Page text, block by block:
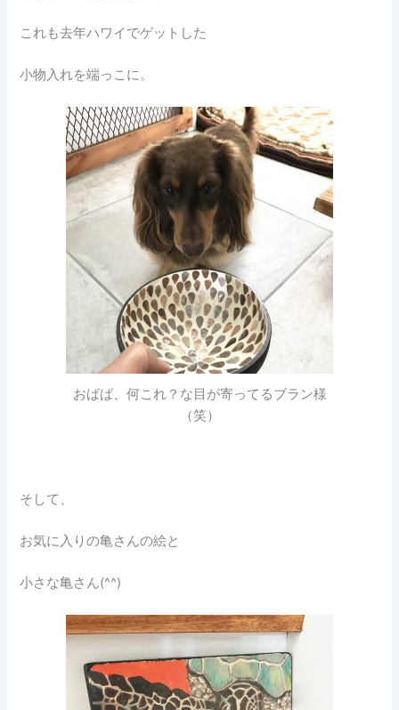
これも去年ハワイでゲットした
小物入れを端っこに。
おばば、何これ？な目が寄ってるブラン様
（笑）
そして、
お気に入りの亀さんの絵と
小さな亀さん(^^)